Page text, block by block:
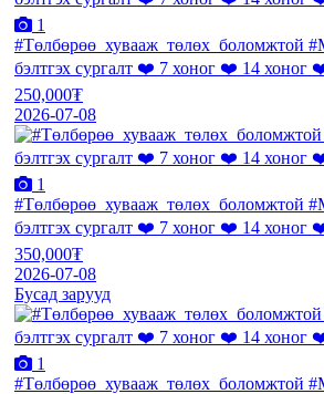
1
#Төлбөрөө_хувааж_төлөх_боломжтой
бэлтгэх сургалт ❤️ 7 хоног ❤️ 14 хоног
250,000₮
2026-07-08
1
#Төлбөрөө_хувааж_төлөх_боломжтой
бэлтгэх сургалт ❤️ 7 хоног ❤️ 14 хоног
350,000₮
2026-07-08
Бусад зарууд
1
#Төлбөрөө_хувааж_төлөх_боломжтой